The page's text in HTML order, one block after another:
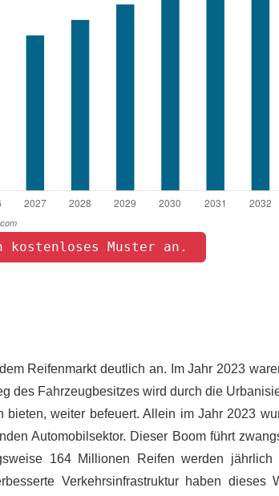
Muster an.
Reifenmarkt deutlich an. Im Jahr 2023
des Fahrzeugbesitzes wird durch die
weiter befeuert. Allein im Jahr 2023
Automobilsektor. Dieser Boom führt
164 Millionen Reifen werden
Verkehrsinfrastruktur haben dieses